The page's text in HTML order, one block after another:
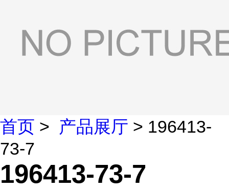
首页 > 产品展厅 > 196413-
73-7
196413-73-7